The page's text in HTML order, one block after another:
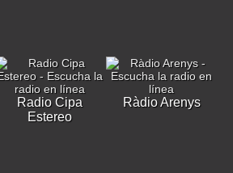
Radio Cipa
Estereo
Ràdio Arenys